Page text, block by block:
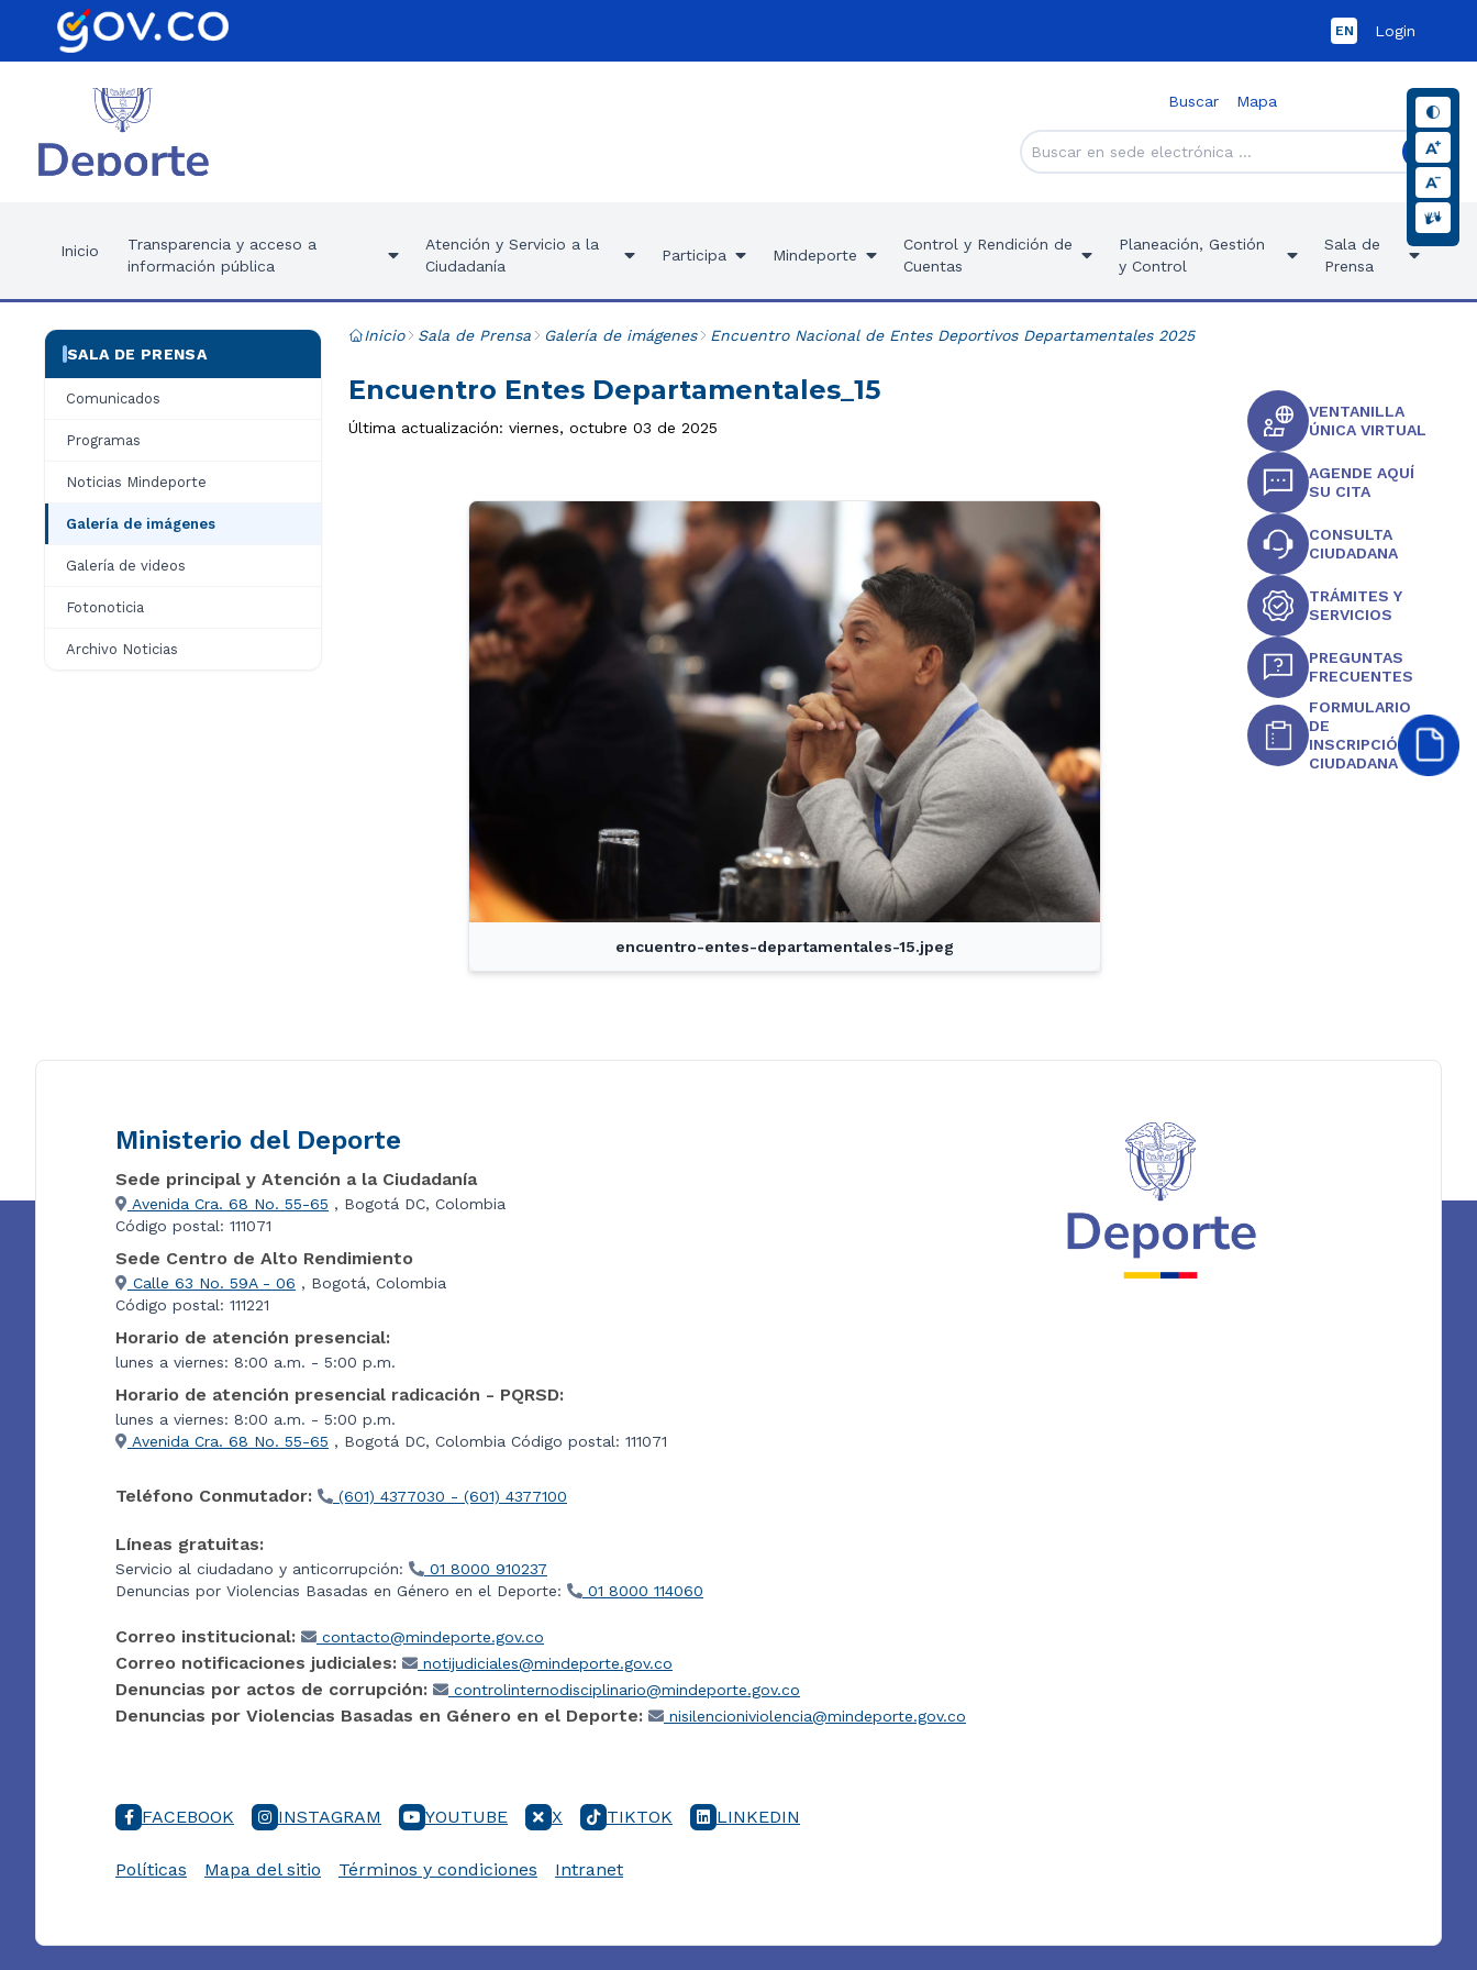
EN Login
Buscar Mapa
Inicio
Transparencia y acceso a
información pública
Atención y Servicio a la
Ciudadanía
Participa Mindeporte
Control y Rendición de
Cuentas
Planeación, Gestión
y Control
Sala de
Prensa
SALA DE PRENSA
Comunicados
Programas
Noticias Mindeporte
Galería de imágenes
Galería de videos
Fotonoticia
Archivo Noticias
Inicio Sala de Prensa Galería de imágenes Encuentro Nacional de Entes Deportivos Departamentales 2025
Encuentro Entes Departamentales_15
Última actualización: viernes, octubre 03 de 2025
encuentro-entes-departamentales-15.jpeg
VENTANILLA
ÚNICA VIRTUAL
AGENDE AQUÍ
SU CITA
CONSULTA
CIUDADANA
TRÁMITES Y
SERVICIOS
PREGUNTAS
FRECUENTES
FORMULARIO
DE
INSCRIPCIÓN
CIUDADANA
Ministerio del Deporte
Sede principal y Atención a la Ciudadanía
Avenida Cra. 68 No. 55-65 , Bogotá DC, Colombia
Código postal: 111071
Sede Centro de Alto Rendimiento
Calle 63 No. 59A - 06 , Bogotá, Colombia
Código postal: 111221
Horario de atención presencial:
lunes a viernes: 8:00 a.m. - 5:00 p.m.
Horario de atención presencial radicación - PQRSD:
lunes a viernes: 8:00 a.m. - 5:00 p.m.
Avenida Cra. 68 No. 55-65 , Bogotá DC, Colombia Código postal: 111071
Teléfono Conmutador: (601) 4377030 - (601) 4377100
Líneas gratuitas:
Servicio al ciudadano y anticorrupción:
01 8000 910237
Denuncias por Violencias Basadas en Género en el Deporte:
01 8000 114060
Correo institucional: contacto@mindeporte.gov.co
Correo notificaciones judiciales: notijudiciales@mindeporte.gov.co
Denuncias por actos de corrupción: controlinternodisciplinario@mindeporte.gov.co
Denuncias por Violencias Basadas en Género en el Deporte: nisilencioniviolencia@mindeporte.gov.co
FACEBOOK INSTAGRAM YOUTUBE X TIKTOK LINKEDIN
Políticas Mapa del sitio Términos y condiciones Intranet